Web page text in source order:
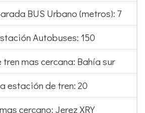
de tren: 20
cercano: Jerez XRY
el aeropuerto: 45
cercano: Sevilla SVQ
2º aeropuerto: 120